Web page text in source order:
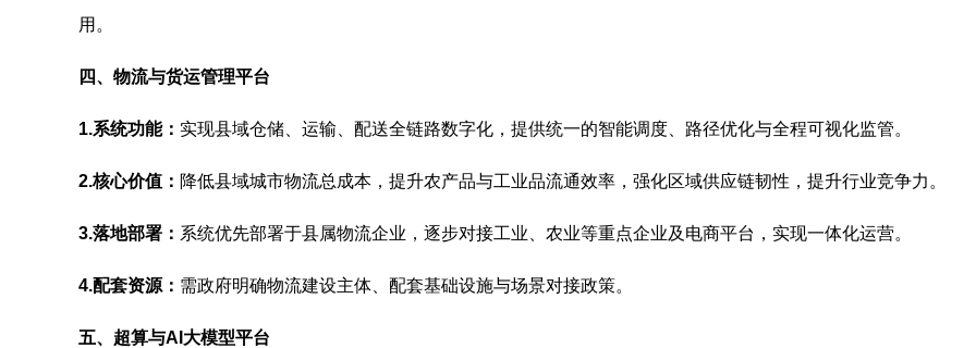
用。
四、物流与货运管理平台
1.系统功能： 实现县域仓储、运输、配送全链路数字化，提供统一的智能调度、路径优化与全程可视化监管。
2.核心价值： 降低县域城市物流总成本，提升农产品与工业品流通效率，强化区域供应链韧性，提升行业竞争力。
3.落地部署： 系统优先部署于县属物流企业，逐步对接工业、农业等重点企业及电商平台，实现一体化运营。
4.配套资源： 需政府明确物流建设主体、配套基础设施与场景对接政策。
五、超算与AI大模型平台